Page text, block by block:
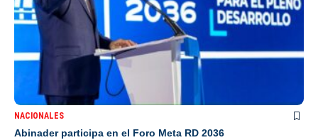
NACIONALES
Abinader participa en el Foro Meta RD 2036